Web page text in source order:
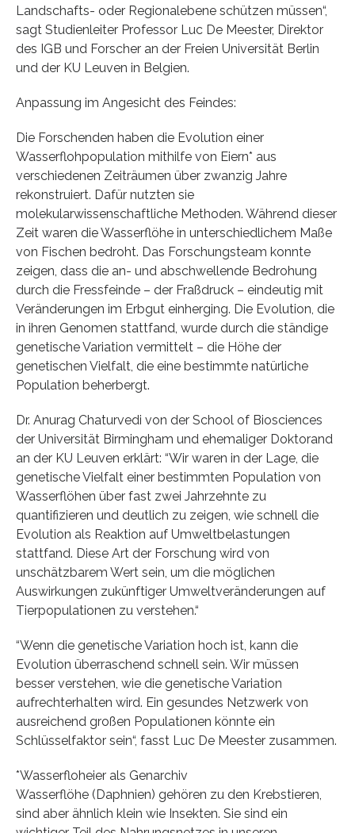
Landschafts- oder Regionalebene schützen müssen“,
sagt Studienleiter Professor Luc De Meester, Direktor
des IGB und Forscher an der Freien Universität Berlin
und der KU Leuven in Belgien.
Anpassung im Angesicht des Feindes:
Die Forschenden haben die Evolution einer
Wasserflohpopulation mithilfe von Eiern* aus
verschiedenen Zeiträumen über zwanzig Jahre
rekonstruiert. Dafür nutzten sie
molekularwissenschaftliche Methoden. Während dieser
Zeit waren die Wasserflöhe in unterschiedlichem Maße
von Fischen bedroht. Das Forschungsteam konnte
zeigen, dass die an- und abschwellende Bedrohung
durch die Fressfeinde – der Fraßdruck – eindeutig mit
Veränderungen im Erbgut einherging. Die Evolution, die
in ihren Genomen stattfand, wurde durch die ständige
genetische Variation vermittelt – die Höhe der
genetischen Vielfalt, die eine bestimmte natürliche
Population beherbergt.
Dr. Anurag Chaturvedi von der School of Biosciences
der Universität Birmingham und ehemaliger Doktorand
an der KU Leuven erklärt: “Wir waren in der Lage, die
genetische Vielfalt einer bestimmten Population von
Wasserflöhen über fast zwei Jahrzehnte zu
quantifizieren und deutlich zu zeigen, wie schnell die
Evolution als Reaktion auf Umweltbelastungen
stattfand. Diese Art der Forschung wird von
unschätzbarem Wert sein, um die möglichen
Auswirkungen zukünftiger Umweltveränderungen auf
Tierpopulationen zu verstehen.“
“Wenn die genetische Variation hoch ist, kann die
Evolution überraschend schnell sein. Wir müssen
besser verstehen, wie die genetische Variation
aufrechterhalten wird. Ein gesundes Netzwerk von
ausreichend großen Populationen könnte ein
Schlüsselfaktor sein“, fasst Luc De Meester zusammen.
*Wasserfloheier als Genarchiv
Wasserflöhe (Daphnien) gehören zu den Krebstieren,
sind aber ähnlich klein wie Insekten. Sie sind ein